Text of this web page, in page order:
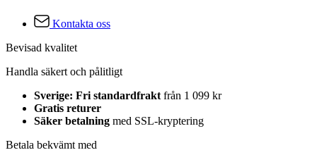
Kontakta oss
Bevisad kvalitet
Handla säkert och pålitligt
Sverige: Fri standardfrakt från 1 099 kr
Gratis returer
Säker betalning med SSL-kryptering
Betala bekvämt med